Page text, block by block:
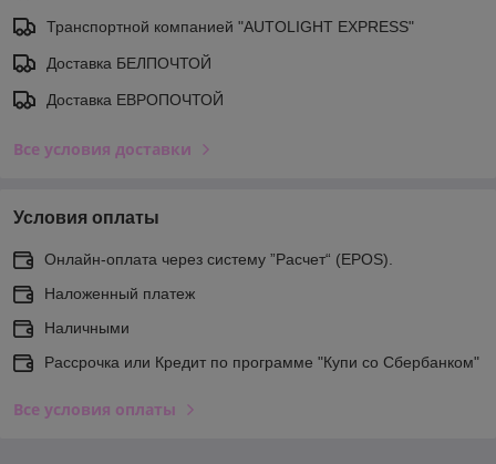
Транспортной компанией "AUTOLIGHT EXPRESS"
Доставка БЕЛПОЧТОЙ
Доставка ЕВРОПОЧТОЙ
Все условия доставки
Условия оплаты
Онлайн-оплата через систему ”Расчет“ (EPOS).
Наложенный платеж
Наличными
Рассрочка или Кредит по программе "Купи со Сбербанком"
Все условия оплаты